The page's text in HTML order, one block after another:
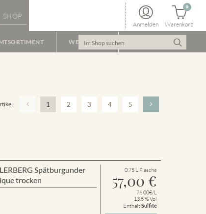
SHOP
Anmelden Warenkorb
0
WEINPAKET
1 2 3 4 5
Spätburgunder
trocken
0.75 L Flasche
57,00 €
76.00€/L
13.5 % Vol
EnthältSulfite